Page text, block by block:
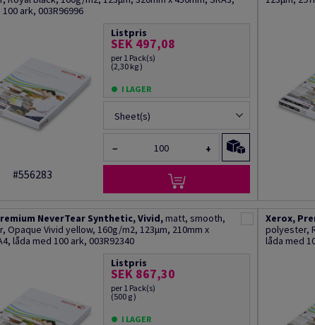
ark, 003R96996
#556283
Listpris
SEK 497,08
per 1 Pack(s)
(2,30 kg )
I LAGER
Sheet(s)
− +
NeverTear Synthetic, Vivid,matt, smooth,
Opaque Vivid yellow, 160g/m2, 123µm, 210mm x
låda med 100 ark, 003R92340
Listpris
SEK 867,30
per 1 Pack(s)
(500 g )
I LAGER
Xerox,
polyester,
låda med